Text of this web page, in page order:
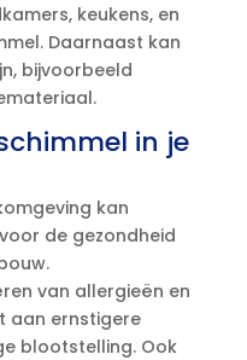
keukens, en
Daarnaast kan
bijvoorbeeld
in je
kan
de gezondheid
van allergieën en
aan ernstigere
blootstelling.​ Ook